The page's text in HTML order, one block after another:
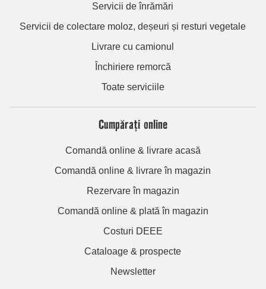
Servicii de înrămări
Servicii de colectare moloz, deșeuri și resturi vegetale
Livrare cu camionul
Închiriere remorcă
Toate serviciile
Cumpărați online
Comandă online & livrare acasă
Comandă online & livrare în magazin
Rezervare în magazin
Comandă online & plată în magazin
Costuri DEEE
Cataloage & prospecte
Newsletter